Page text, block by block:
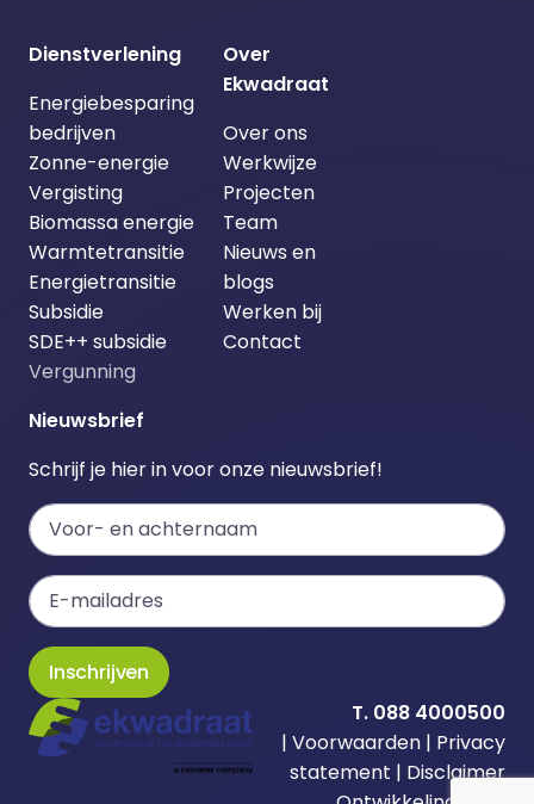
Dienstverlening
Energiebesparing
bedrijven
Zonne-energie
Vergisting
Biomassa energie
Warmtetransitie
Energietransitie
Subsidie
SDE++ subsidie
Vergunning
Over
Ekwadraat
Over ons
Werkwijze
Projecten
Team
Nieuws en
blogs
Werken bij
Contact
Nieuwsbrief
Schrijf je hier in voor onze nieuwsbrief!
Inschrijven
T. 088 4000500
| Voorwaarden | Privacy
statement | Disclaimer